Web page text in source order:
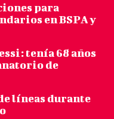
para
en BSPA y
tenía 68 años
de
líneas durante